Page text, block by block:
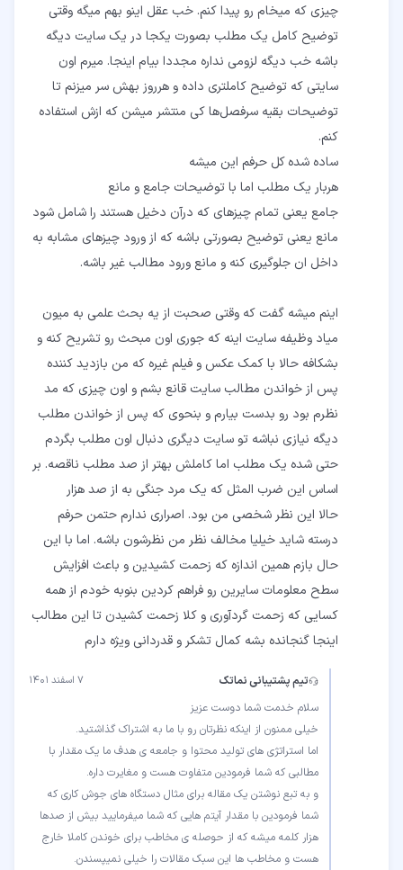
چیزی که میخام رو پیدا کنم. خب عقل اینو بهم میگه وقتی
توضیح کامل یک مطلب بصورت یکجا در یک سایت دیگه
باشه خب دیگه لزومی نداره مجددا بیام اینجا. میرم اون
سایتی که توضیح کاملتری داده و هرروز بهش سر میزنم تا
توضیحات بقیه سرفصل‌ها کی منتشر میشن که ازش استفاده
مانع یعنی توضیح بصورتی باشه که از ورود چیزهای مشابه به
اینم میشه گفت که وقتی صحبت از یه بحث علمی به میون
میاد وظیفه سایت اینه که جوری اون مبحث رو تشریح کنه و
بشکافه حالا با کمک عکس و فیلم غیره که من بازدید کننده
پس از خواندن مطالب سایت قانع بشم و اون چیزی که مد
نظرم بود رو بدست بیارم و بنحوی که پس از خواندن مطلب
حتی شده یک مطلب اما ‌کاملش بهتر از صد مطلب ناقصه. بر
حالا این نظر شخصی من بود. اصراری ندارم حتمن حرفم
درسته شاید خیلیا مخالف نظر من نظرشون باشه. اما با این
حال بازم همین اندازه که زحمت کشیدین و باعث افزایش
سطح معلومات سایرین رو فراهم کردین بنوبه خودم از همه
کسایی که زحمت گردآوری و کلا زحمت کشیدن تا این مطالب
اینجا گنجانده بشه کمال تشکر و قدردانی ویژه دارم
تیم پشتیبانی نماتک ۷ اسفند ۱۴۰۱
اما استراتژی های تولید محتوا و جامعه ی هدف ما یک مقدار با
و به تبع نوشتن یک مقاله برای مثال دستگاه های جوش کاری که
شما فرمودین با مقدار آیتم هایی که شما میفرمایید بیش از صدها
هزار کلمه میشه که از حوصله ی مخاطب برای خوندن کاملا خارج